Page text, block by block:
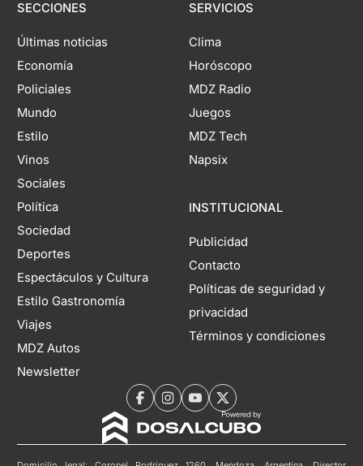
SECCIONES
Últimas noticias
Economía
Policiales
Mundo
Estilo
Vinos
Sociales
Política
Sociedad
Deportes
Espectáculos y Cultura
Estilo Gastronomía
Viajes
MDZ Autos
Newsletter
SERVICIOS
Clima
Horóscopo
MDZ Radio
Juegos
MDZ Tech
Napsix
INSTITUCIONAL
Publicidad
Contacto
Políticas de seguridad y
privacidad
Términos y condiciones